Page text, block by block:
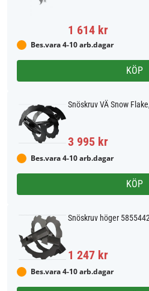
1 614 kr
Bes.vara 4-10 arb.dagar
KÖP
Snöskruv VÄ Snow
3 995 kr
Bes.vara 4-10 arb.dagar
KÖP
Snöskruv höger
1 247 kr
Bes.vara 4-10 arb.dagar